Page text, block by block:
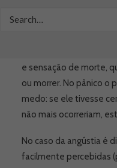
este sentimento. Isto
e sensação de morte,
ou morrer. No pânico o
medo: se ele tivesse
não mais ocorreriam,
No caso da angústia é
facilmente percebidas